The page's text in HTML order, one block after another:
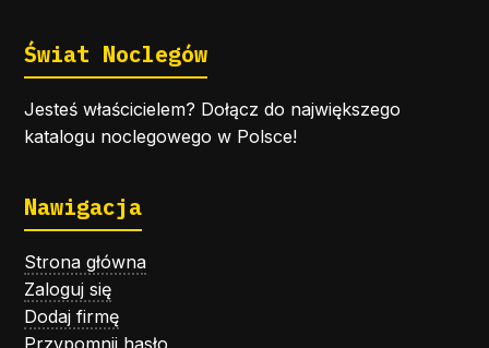
Świat Noclegów
Jesteś właścicielem? Dołącz do największego
katalogu noclegowego w Polsce!
Nawigacja
Strona główna
Zaloguj się
Dodaj firmę
Przypomnij hasło